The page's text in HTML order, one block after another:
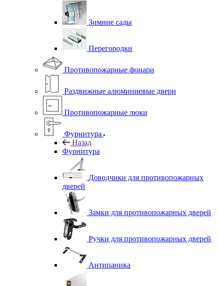
Зимние сады
Перегородки
Противопожарные фонари
Раздвижные алюминиевые двери
Противопожарные люки
Фурнитура
Назад
Фурнитура
Доводчики для противопожарных
дверей
Замки для противопожарных дверей
Ручки для противопожарных дверей
Антипаника